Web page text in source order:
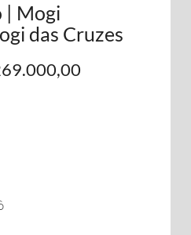
| Mogi
das Cruzes